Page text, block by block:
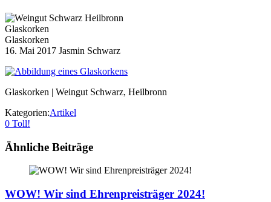
Glaskorken
Glaskorken
16. Mai 2017 Jasmin Schwarz
Glaskorken | Weingut Schwarz, Heilbronn
Kategorien:Artikel
0 Toll!
Ähnliche Beiträge
WOW! Wir sind Ehrenpreisträger 2024!